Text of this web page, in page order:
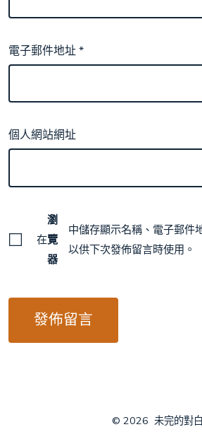
電子郵件地址*
個人網站網址
在
瀏
覽
器
中儲存顯示名稱、電子郵件
以供下次發佈留言時使用。
© 2026 未完的對白